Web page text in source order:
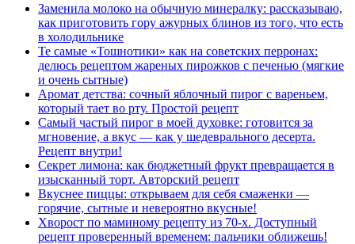
Заменила молоко на обычную минералку: рассказываю,
как приготовить гору ажурных блинов из того, что есть
в холодильнике
Те самые «Тошнотики» как на советских перронах:
делюсь рецептом жареных пирожков с печенью (мягкие
и очень сытные)
Аромат детства: сочный яблочный пирог с вареньем,
который тает во рту. Простой рецепт
Самый частый пирог в моей духовке: готовится за
мгновение, а вкус — как у шедеврального десерта.
Рецепт внутри!
Секрет лимона: как бюджетный фрукт превращается в
изысканный торт. Авторский рецепт
Вкуснее пиццы: открываем для себя смаженки —
горячие, сытные и невероятно вкусные!
Хворост по маминому рецепту из 70-х. Доступный
рецепт проверенный временем: пальчики оближешь!